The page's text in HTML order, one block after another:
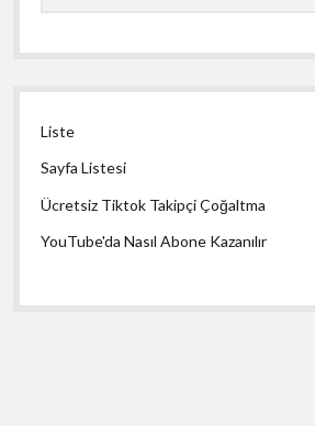
Liste
Sayfa Listesi
Ücretsiz Tiktok Takipçi Çoğaltma
YouTube'da Nasıl Abone Kazanılır